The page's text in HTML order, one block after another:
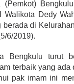
(Pemkot)
Walikota Dedy
berada di
6/2019).
Bengkulu turut
terbaik yang ada
pak imam ini